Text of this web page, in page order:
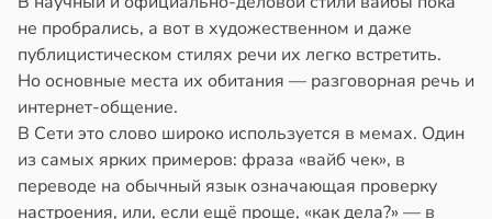
не пробрались, а вот в художественном и даже
публицистическом стилях речи их легко встретить.
Но основные места их обитания — разговорная речь и
интернет-общение.
В Сети это слово широко используется в мемах. Один
из самых ярких примеров: фраза «вайб чек», в
переводе на обычный язык означающая проверку
настроения, или, если ещё проще, «как дела?» — в